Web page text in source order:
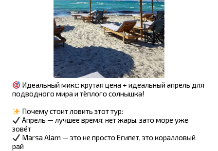
Идеальный микс: крутая цена + идеальный апрель для
подводного мира и тёплого солнышка!
Почему стоит ловить этот тур:
Апрель — лучшее время: нет жары, зато море уже
зовёт
Marsa Alam — это не просто Египет, это коралловый
рай